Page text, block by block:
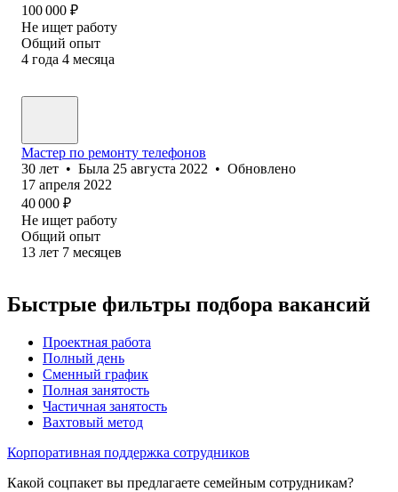
100 000 ₽
Не ищет работу
Общий опыт
4 года 4 месяца
Мастер по ремонту телефонов
30 лет • Была 25 августа 2022 • Обновлено
17 апреля 2022
40 000 ₽
Не ищет работу
Общий опыт
13 лет 7 месяцев
Быстрые фильтры подбора вакансий
Проектная работа
Полный день
Сменный график
Полная занятость
Частичная занятость
Вахтовый метод
Корпоративная поддержка сотрудников
Какой соцпакет вы предлагаете семейным сотрудникам?